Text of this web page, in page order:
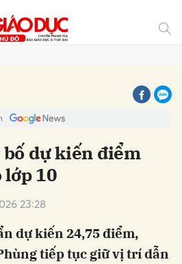
dự kiến điểm
10
23:28
dự kiến 24,75 điểm,
tiếp tục giữ vị trí dẫn
Hủy Gửi